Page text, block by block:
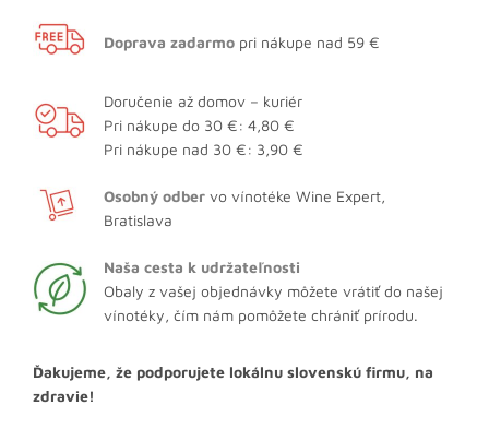
Doprava zadarmo pri nákupe nad 59 €
Doručenie až domov – kuriér
Pri nákupe do 30 €: 4,80 €
Pri nákupe nad 30 €: 3,90 €
Osobný odber vo vínotéke Wine Expert,
Bratislava
Naša cesta k udržateľnosti
Obaly z vašej objednávky môžete vrátiť do našej
vínotéky, čím nám pomôžete chrániť prírodu.
Ďakujeme, že podporujete lokálnu slovenskú firmu, na
zdravie!